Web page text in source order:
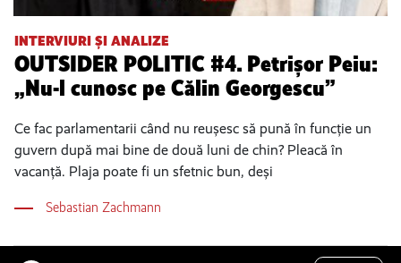
INTERVIURI ȘI ANALIZE
OUTSIDER POLITIC #4. Petrișor Peiu:
„Nu-l cunosc pe Călin Georgescu”
Ce fac parlamentarii când nu reușesc să pună în funcție un
guvern după mai bine de două luni de chin? Pleacă în
vacanță. Plaja poate fi un sfetnic bun, deși
Sebastian Zachmann